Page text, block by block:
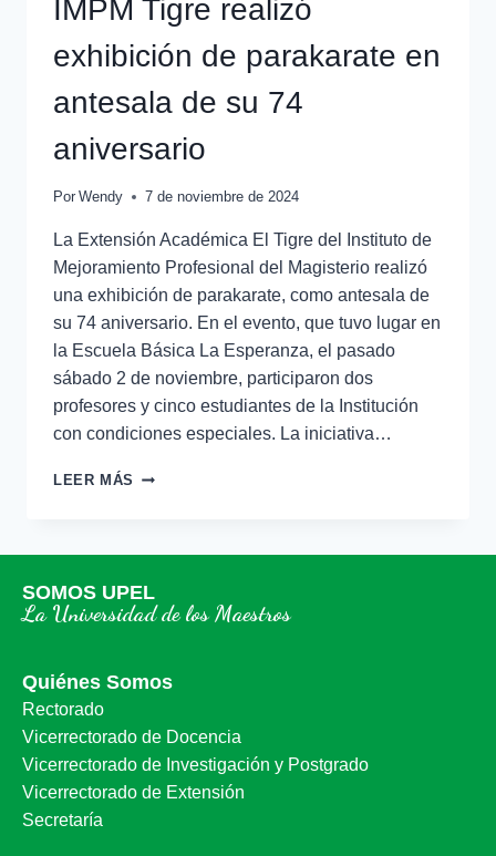
IMPM Tigre realizó
exhibición de parakarate en
antesala de su 74
aniversario
Por Wendy 7 de noviembre de 2024
La Extensión Académica El Tigre del Instituto de
Mejoramiento Profesional del Magisterio realizó
una exhibición de parakarate, como antesala de
su 74 aniversario. En el evento, que tuvo lugar en
la Escuela Básica La Esperanza, el pasado
sábado 2 de noviembre, participaron dos
profesores y cinco estudiantes de la Institución
con condiciones especiales. La iniciativa…
LEER MÁS
SOMOS UPEL
La Universidad de los Maestros
Quiénes Somos
Rectorado
Vicerrectorado de Docencia
Vicerrectorado de Investigación y Postgrado
Vicerrectorado de Extensión
Secretaría